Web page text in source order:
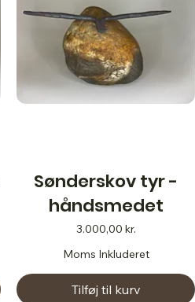
Sønderskov tyr -
håndsmedet
Pris
3.000,00 kr.
Moms Inkluderet
Tilføj til kurv